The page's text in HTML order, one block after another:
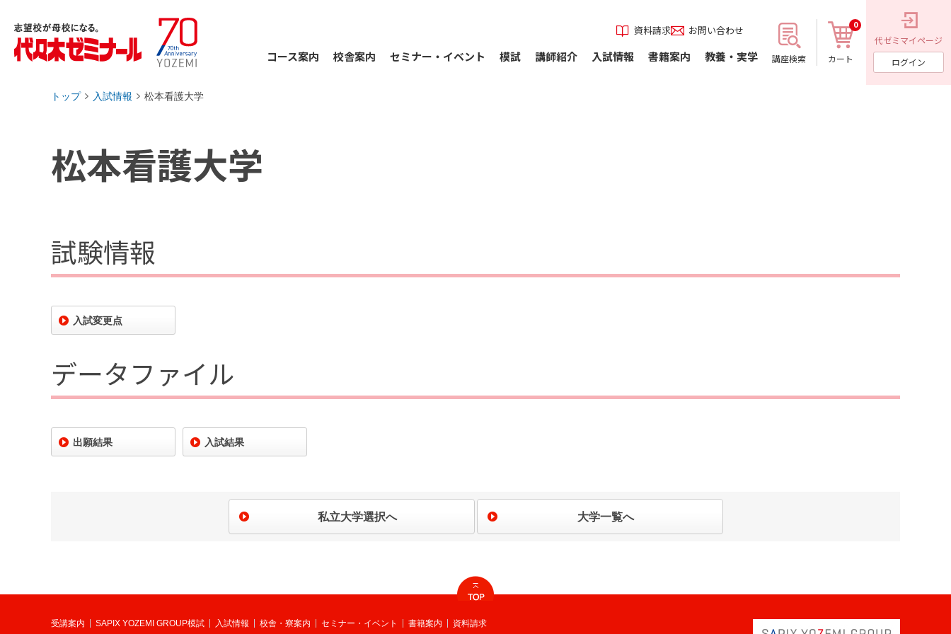
資料請求 お問い合わせ
コース案内 校舎案内 セミナー・イベント 模試 講師紹介 入試情報 書籍案内 教養・実学 講座検索 カート
0
代ゼミマイページ
ログイン
トップ 入試情報 松本看護大学
松本看護大学
試験情報
入試変更点
データファイル
出願結果 入試結果
私立大学選択へ 大学一覧へ
受講案内 SAPIX YOZEMI GROUP模試 入試情報 校舎・寮案内 セミナー・イベント 書籍案内 資料請求